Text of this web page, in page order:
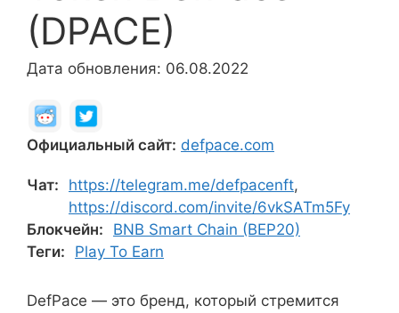
(DPACE)
Дата обновления: 06.08.2022
Официальный сайт: defpace.com
Чат: https://telegram.me/defpacenft,
https://discord.com/invite/6vkSATm5Fy
Блокчейн:
BNB Smart Chain (BEP20)
Теги:
Play To Earn
DefPace — это бренд, который стремится